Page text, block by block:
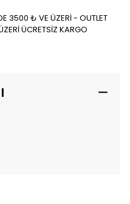
3500 ₺ VE ÜZERİ - OUTLET
ÜCRETSİZ KARGO